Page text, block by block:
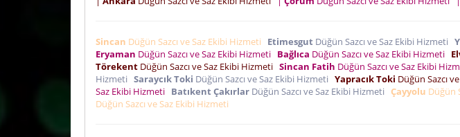
Sincan Düğün Sazcı ve Saz Ekibi Hizmeti Etimesgut Düğün Sazcı ve Saz Ekibi Hizmeti
Eryaman Düğün Sazcı ve Saz Ekibi Hizmeti Bağlıca Düğün Sazcı ve Saz Ekibi Hizmeti
Törekent Düğün Sazcı ve Saz Ekibi Hizmeti Sincan Fatih Düğün Sazcı ve Saz Ekibi
Hizmeti Saraycık Toki Düğün Sazcı ve Saz Ekibi Hizmeti Yapracık Toki Düğün Sazcı
Saz Ekibi Hizmeti Batıkent Çakırlar Düğün Sazcı ve Saz Ekibi Hizmeti Çayyolu Düğün
Düğün Sazcı ve Saz Ekibi Hizmeti